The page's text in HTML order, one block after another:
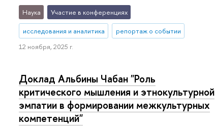
Наука Участие в конференциях
исследования и аналитика
репортаж о событии
12 ноября, 2025 г.
Доклад Альбины Чабан "Роль
критического мышления и этнокультурной
эмпатии в формировании межкультурных
компетенций"